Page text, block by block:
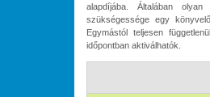
alapdíjába. Általában
szükségessége egy
Egymástól teljesen
időpontban aktiválhatók.